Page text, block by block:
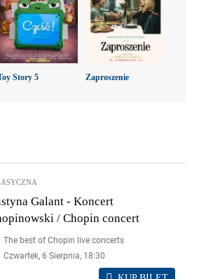
Story 5 Zaproszenie
Galant - Koncert
/ Chopin concert
The best of Chopin live concerts
Czwartek, 6 Sierpnia, 18:30